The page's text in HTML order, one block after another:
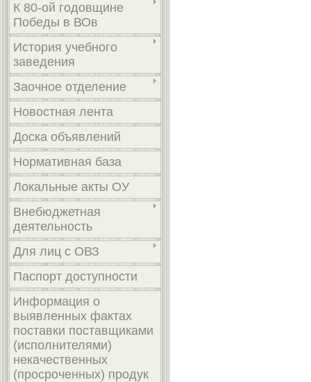
К 80-ой годовщине
Победы в ВОв
История учебного
заведения
Заочное отделение
Новостная лента
Доска объявлений
Нормативная база
Локальные акты ОУ
Внебюджетная
деятельность
Для лиц с ОВЗ
Паспорт доступности
Информация о
выявленных фактах
поставки поставщиками
(исполнителями)
некачественных
(просроченных) продук